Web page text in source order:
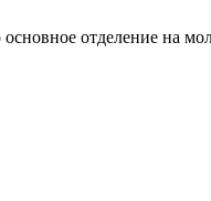
отделение на